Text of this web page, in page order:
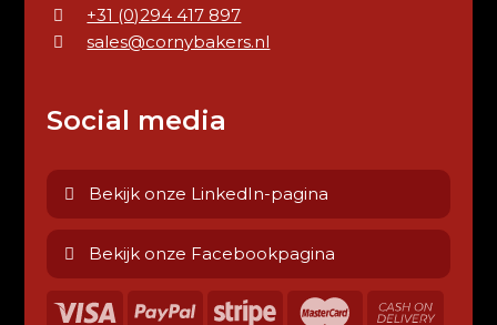
+31 (0)294 417 897
sales@cornybakers.nl
Social media
Bekijk onze LinkedIn-pagina
Bekijk onze Facebookpagina